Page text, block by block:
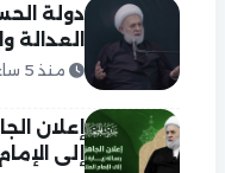
دولة
العدالة
منذ 5 ساعة
إعلان
إلى